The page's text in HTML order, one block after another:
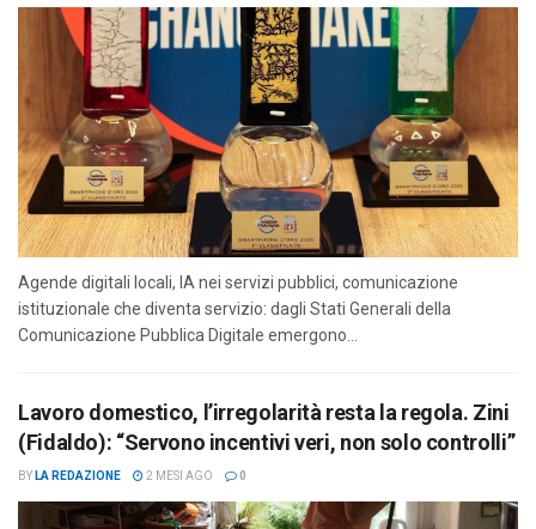
Agende digitali locali, IA nei servizi pubblici, comunicazione
istituzionale che diventa servizio: dagli Stati Generali della
Comunicazione Pubblica Digitale emergono...
Lavoro domestico, l’irregolarità resta la regola. Zini
(Fidaldo): “Servono incentivi veri, non solo controlli”
BY LA REDAZIONE 2 MESI AGO 0